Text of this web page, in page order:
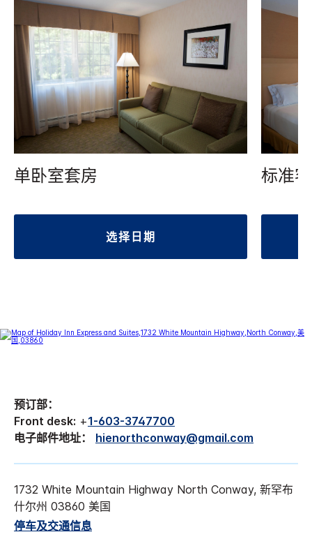
单卧室套房
选择日期
标准
预订部：
Front desk: +1-603-3747700
电子邮件地址：
hienorthconway@gmail.com
1732 White Mountain Highway North Conway, 新罕布
什尔州 03860 美国
停车及交通信息